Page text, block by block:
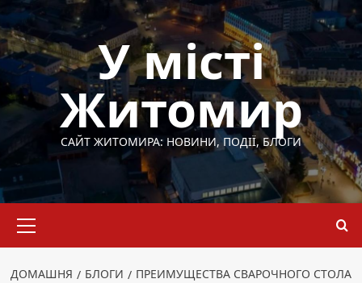
Перейти
до
вмісту
У місті
Житомир
САЙТ ЖИТОМИРА: НОВИНИ, ПОДІЇ, БЛОГИ
меню
ДОМАШНЯ БЛОГИ
ПРЕИМУЩЕСТВА СВАРОЧНОГО СТОЛА